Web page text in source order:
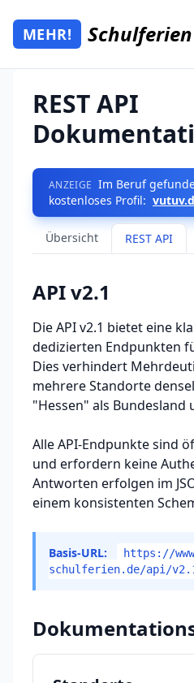
Zum Hauptinhalt springen
Mehr Schulferien
MEHR! Schulferien
REST API
ANZEIGE Im Beruf
kostenloses Profil:
Übersicht REST API
API v2.1
Die API v2.1 bietet eine
dedizierten Endpunkten
Dies verhindert
mehrere Standorte
"Hessen" als Bundesland
Alle API-Endpunkte sind
und erfordern keine
Antworten erfolgen im
einem konsistenten
Basis-URL:
https://
schulferien.de/api/